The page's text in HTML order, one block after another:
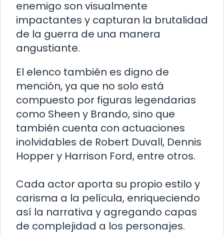
enemigo son visualmente
impactantes y capturan la brutalidad
de la guerra de una manera
angustiante.
El elenco también es digno de
mención, ya que no solo está
compuesto por figuras legendarias
como Sheen y Brando, sino que
también cuenta con actuaciones
inolvidables de Robert Duvall, Dennis
Hopper y Harrison Ford, entre otros.
Cada actor aporta su propio estilo y
carisma a la película, enriqueciendo
así la narrativa y agregando capas
de complejidad a los personajes.